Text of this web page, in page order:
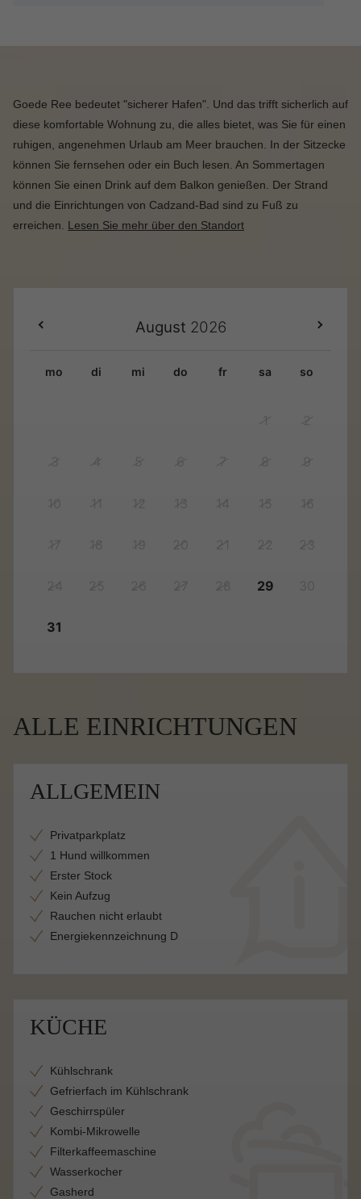
Goede Ree bedeutet "sicherer Hafen". Und das trifft sicherlich auf
diese komfortable Wohnung zu, die alles bietet, was Sie für einen
ruhigen, angenehmen Urlaub am Meer brauchen. In der Sitzecke
können Sie fernsehen oder ein Buch lesen. An Sommertagen
können Sie einen Drink auf dem Balkon genießen. Der Strand
und die Einrichtungen von Cadzand-Bad sind zu Fuß zu
erreichen. Lesen Sie mehr über den Standort
August 2026
mo di mi do fr sa so
2
3 4 5 6 8 9
10 11 14
17 21
24 29
31
ALLE EINRICHTUNGEN
ALLGEMEIN
Privatparkplatz
1 Hund willkommen
Erster Stock
Kein Aufzug
Rauchen nicht erlaubt
Energiekennzeichnung D
KÜCHE
Kühlschrank
Gefrierfach im Kühlschrank
Geschirrspüler
Kombi-Mikrowelle
Filterkaffeemaschine
Wasserkocher
Gasherd